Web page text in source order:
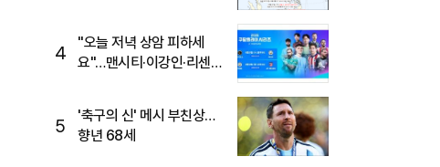
4
"오늘 저녁 상암 피하세
요"…맨시티·이강인·리센느
5
'축구의 신' 메시 부친상…
향년 68세